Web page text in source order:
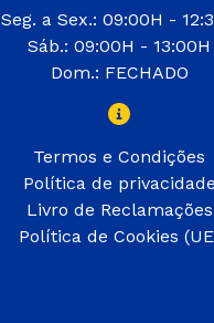
Seg. a Sex.: 09:00H -
Sáb.: 09:00H - 13:00H
Dom.: FECHADO
Termos e Condições
Política de privacidade
Livro de Reclamações
Política de Cookies